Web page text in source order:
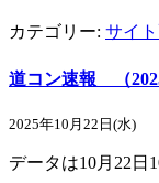
カテゴリー: サイ
道コン速報 （
2025年10月22日(水)
データは10月22日